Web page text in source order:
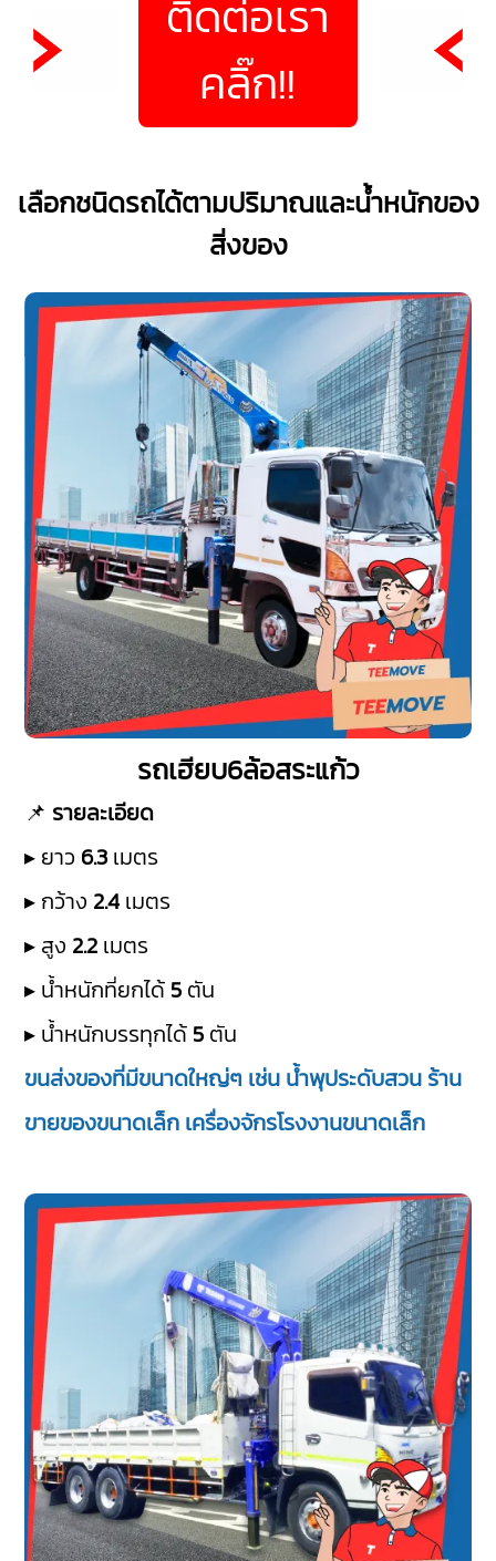
ติดต่อเรา
คลิ๊ก!!
เลือกชนิดรถได้ตามปริมาณและน้ำหนักของ
สิ่งของ
รถเฮียบ6ล้อสระแก้ว
📌 รายละเอียด
▸ ยาว 6.3 เมตร
▸ กว้าง 2.4 เมตร
▸ สูง 2.2 เมตร
▸ น้ำหนักที่ยกได้ 5 ตัน
▸ น้ำหนักบรรทุกได้ 5 ตัน
ขนส่งของที่มีขนาดใหญ่ๆ เช่น น้ำพุประดับสวน ร้าน
ขายของขนาดเล็ก เครื่องจักรโรงงานขนาดเล็ก